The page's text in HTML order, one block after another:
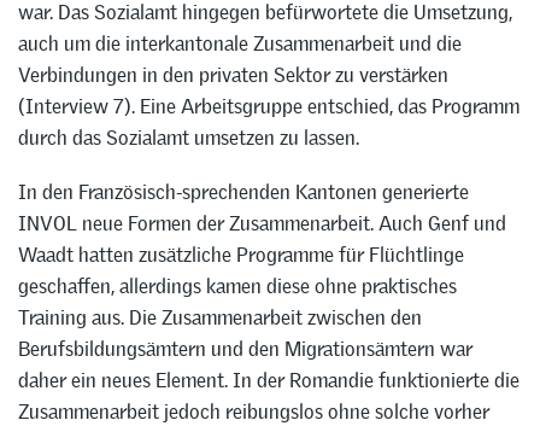
war. Das Sozialamt hingegen befürwortete die Umsetzung,
auch um die interkantonale Zusammenarbeit und die
Verbindungen in den privaten Sektor zu verstärken
(Interview 7). Eine Arbeitsgruppe entschied, das Programm
durch das Sozialamt umsetzen zu lassen.
In den Französisch-sprechenden Kantonen generierte
INVOL neue Formen der Zusammenarbeit. Auch Genf und
Waadt hatten zusätzliche Programme für Flüchtlinge
geschaffen, allerdings kamen diese ohne praktisches
Training aus. Die Zusammenarbeit zwischen den
Berufsbildungsämtern und den Migrationsämtern war
daher ein neues Element. In der Romandie funktionierte die
Zusammenarbeit jedoch reibungslos ohne solche vorher